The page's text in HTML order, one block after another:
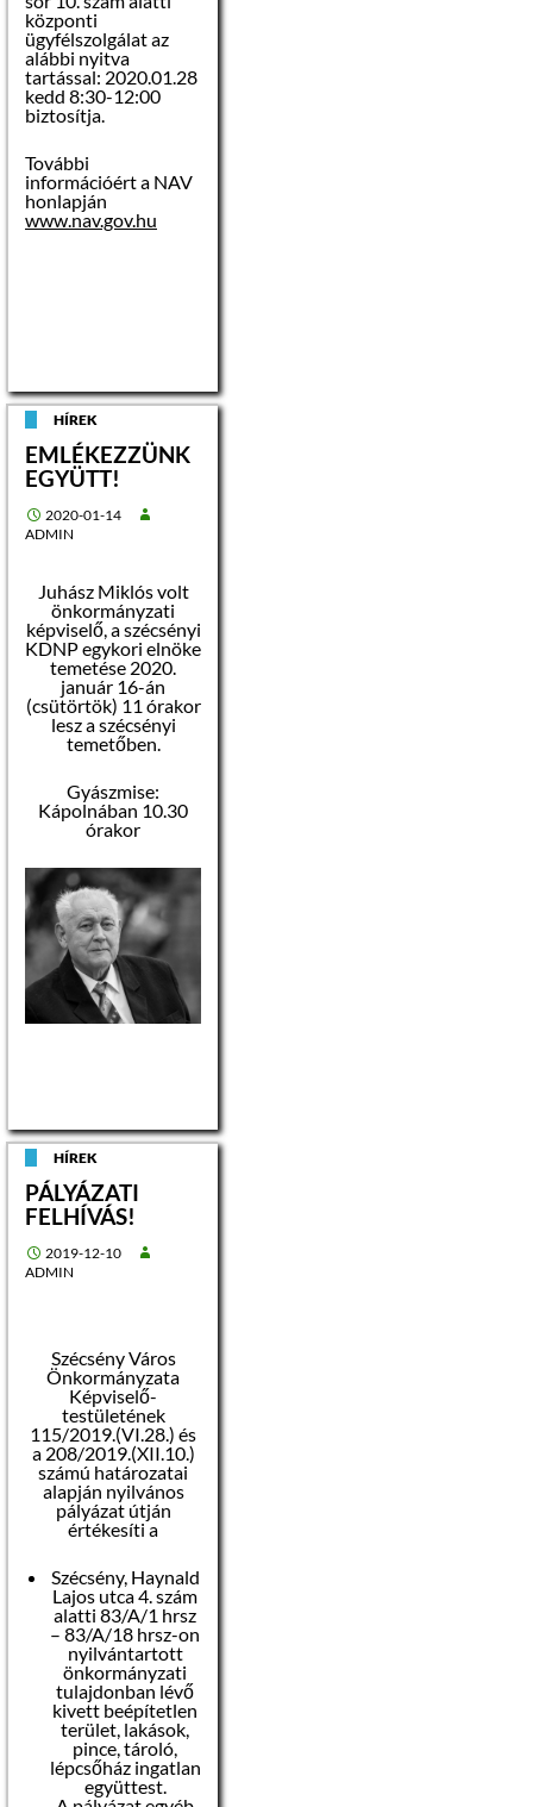
központi
ügyfélszolgálat az
alábbi nyitva
tartással: 2020.01.28
kedd 8:30-12:00
biztosítja.
További
információért a NAV
honlapján
www.nav.gov.hu
HÍREK
EMLÉKEZZÜNK
EGYÜTT!
2020-01-14
ADMIN
Juhász Miklós volt
önkormányzati
képviselő, a szécsényi
KDNP egykori elnöke
temetése 2020.
január 16-án
(csütörtök) 11 órakor
lesz a szécsényi
temetőben.
Gyászmise:
Kápolnában 10.30
órakor
HÍREK
PÁLYÁZATI
FELHÍVÁS!
2019-12-10
ADMIN
Szécsény Város
Önkormányzata
Képviselő-
testületének
115/2019.(VI.28.) és
a 208/2019.(XII.10.)
számú határozatai
alapján nyilvános
pályázat útján
értékesíti a
Szécsény, Haynald
Lajos utca 4. szám
alatti 83/A/1 hrsz
– 83/A/18 hrsz-on
nyilvántartott
önkormányzati
tulajdonban lévő
kivett beépítetlen
terület, lakások,
pince, tároló,
lépcsőház ingatlan
együttest.